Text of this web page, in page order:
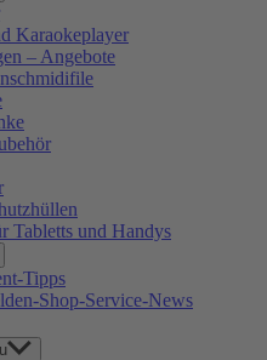
Karaokeplayer
– Angebote
Tabletts und Handys
Tipps
Shop-Service-News